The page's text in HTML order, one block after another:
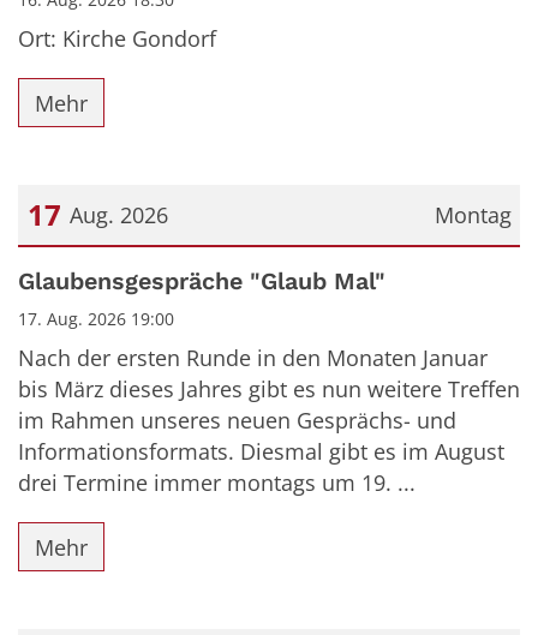
Ort: Kirche Gondorf
Mehr
Montag
17 Aug. 2026
Datum: 17. August 2026
Glaubensgespräche "Glaub Mal"
17. Aug. 2026 19:00
Nach der ersten Runde in den Monaten Januar
bis März dieses Jahres gibt es nun weitere Treffen
im Rahmen unseres neuen Gesprächs- und
Informationsformats. Diesmal gibt es im August
drei Termine immer montags um 19. ...
Mehr